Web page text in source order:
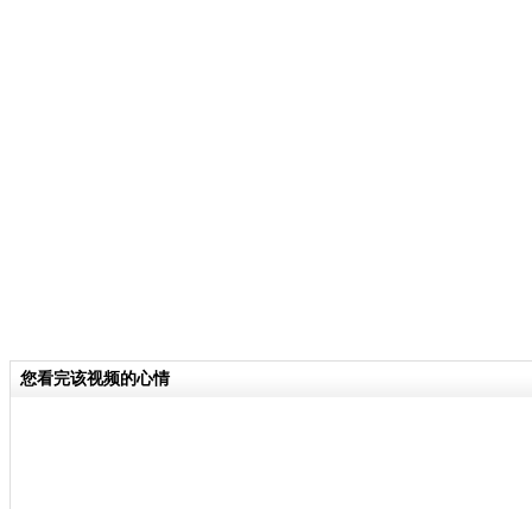
您看完该视频的心情